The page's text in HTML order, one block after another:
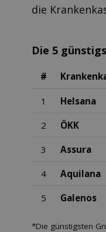
die
Die 5
#
1 Helsana
2 ÖKK
3 Assura
4 Aquilana
5 Galenos
*Die günstigsten